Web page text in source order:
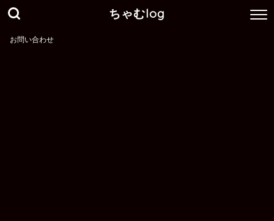
ちゃむlog
お問い合わせ